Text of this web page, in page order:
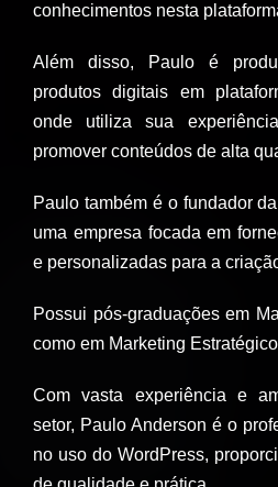
conhecimentos nesta
Além disso, Paulo é
produtos digitais em
onde utiliza sua
promover conteúdos de alta
Paulo também é o fundador
uma empresa focada em
e personalizadas para a
Possui pós-graduações em
como em Marketing
Com vasta experiência e
setor, Paulo Anderson é o
no uso do WordPress,